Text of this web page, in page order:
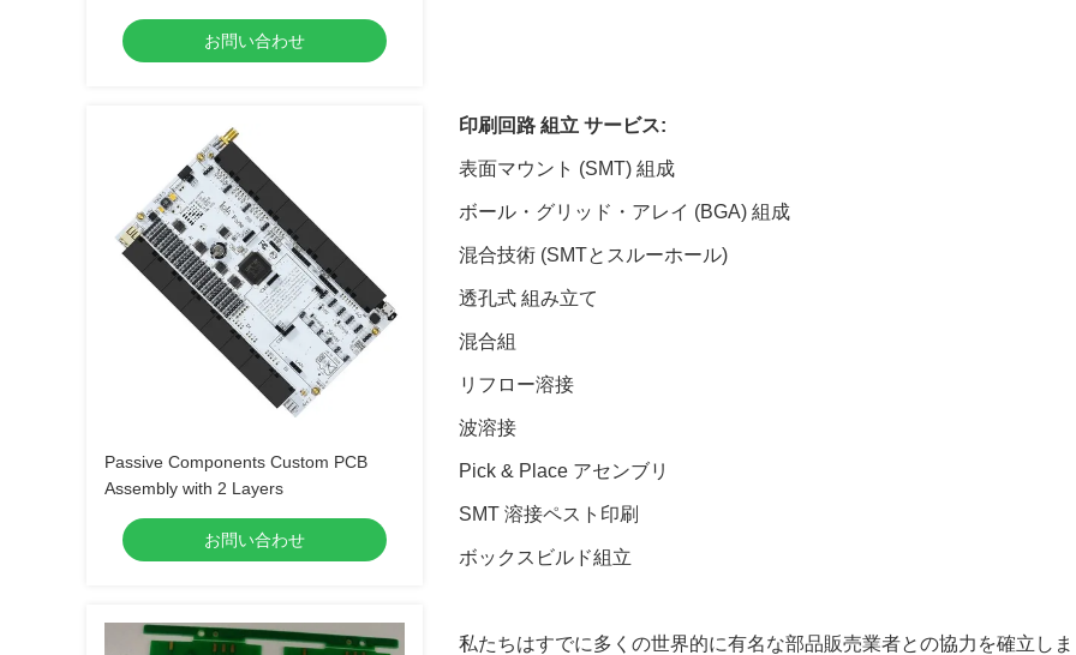
Extreme Temperature Range -40 C -85
お問い合わせ
Passive Components Custom PCB
Assembly with 2 Layers
お問い合わせ
印刷回路 組立 サービス:
表面マウント (SMT) 組成
ボール・グリッド・アレイ (BGA) 組成
混合技術 (SMTとスルーホール)
透孔式 組み立て
混合組
リフロー溶接
波溶接
Pick & Place アセンブリ
SMT 溶接ペスト印刷
ボックスビルド組立
私たちはすでに多くの世界的に有名な部品販売業者との協力を確立し